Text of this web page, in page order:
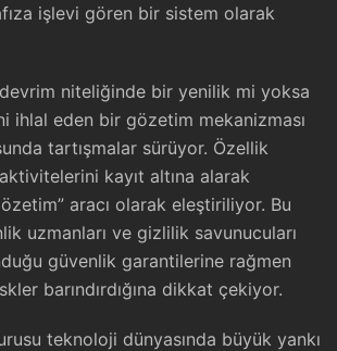
işlevi gören bir sistem olarak
devrim niteliğinde bir yenilik mi yoksa
ihlal eden bir gözetim mekanizması
tartışmalar sürüyor. Özellik
aktivitelerini kayıt altına alarak
aracı olarak eleştiriliyor. Bu
uzmanları ve gizlilik savunucuları
güvenlik garantilerine rağmen
barındırdığına dikkat çekiyor.
teknoloji dünyasında büyük yankı